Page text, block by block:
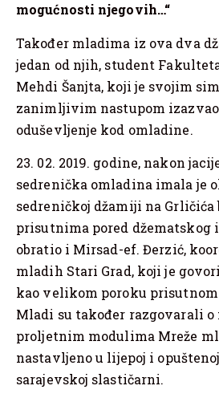
mogućnosti njegovih…“
Također mladima iz ova dva
jedan od njih, student
Mehdi Šanjta, koji je svojim
zanimljivim nastupom
oduševljenje kod omladine.
23. 02. 2019. godine, nakon
sedrenička omladina imala je
sedreničkoj džamiji na Grličića
prisutnima pored džematskog
obratio i Mirsad-ef. Đerzić,
mladih Stari Grad, koji je
kao velikom poroku
Mladi su također razgovarali o
proljetnim modulima Mreže
nastavljeno u lijepoj i
sarajevskoj slastičarni.